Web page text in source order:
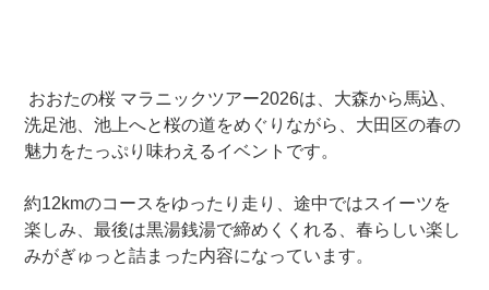
おおたの桜 マラニックツアー2026は、大森から馬込、
洗足池、池上へと桜の道をめぐりながら、大田区の春の
魅力をたっぷり味わえるイベントです。
約12kmのコースをゆったり走り、途中ではスイーツを
楽しみ、最後は黒湯銭湯で締めくくれる、春らしい楽し
みがぎゅっと詰まった内容になっています。